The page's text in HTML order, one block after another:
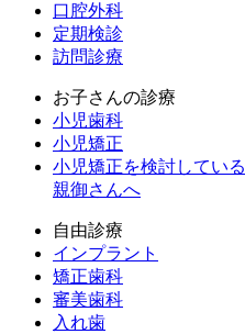
口腔外科
定期検診
訪問診療
お子さんの診療
小児歯科
小児矯正
小児矯正を検討している
親御さんへ
自由診療
インプラント
矯正歯科
審美歯科
入れ歯